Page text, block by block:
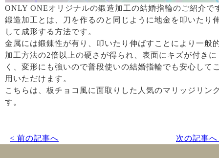
ONLY ONEオリジナルの鍛造加工の結婚指輪のご紹介で
鍛造加工とは、刀を作るのと同じように地金を叩いたり
して成形する方法です。
金属には鍛錬性が有り、叩いたり伸ばすことにより一般
加工方法の2倍以上の硬さが得られ、表面にキズが付きに
く、変形にも強いので普段使いの結婚指輪でも安心して
用いただけます。
こちらは、板チョコ風に面取りした人気のマリッジリン
す。
< 前の記事へ 次の記事